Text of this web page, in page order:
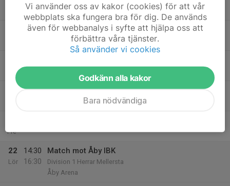
Ons
Fre
22
Lör
14:30
16:30
Match mot Åby IBK
Division 1 Herrar Mellersta
Åby Arena
Vi använder oss av kakor (cookies) för att vår
webbplats ska fungera bra för dig. De används
även för webbanalys i syfte att hjälpa oss att
förbättra våra tjänster.
Så använder vi cookies
Godkänn alla kakor
Bara nödvändiga